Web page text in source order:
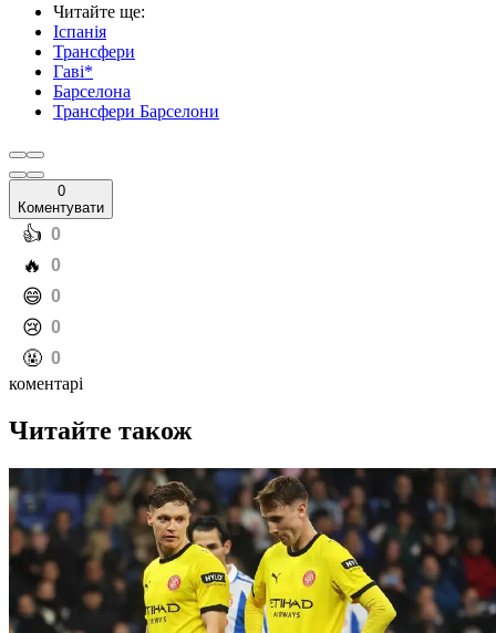
Читайте ще:
Іспанія
Трансфери
Гаві*
Барселона
Трансфери Барселони
0
Коментувати
️👍 0
️🔥 0
️😄 0
️😢 0
️🤬 0
коментарі
Читайте також